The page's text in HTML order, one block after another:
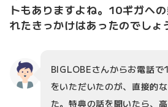
トもありますよね。10ギガへ
れたきっかけはあったのでしょ
BIGLOBEさんからお電話
をいただいたのが、直接的
た。特典の話を聞いたら、